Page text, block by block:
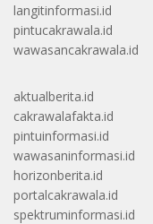
langitinformasi.id
pintucakrawala.id
wawasancakrawala.id
aktualberita.id
cakrawalafakta.id
pintuinformasi.id
wawasaninformasi.id
horizonberita.id
portalcakrawala.id
spektruminformasi.id